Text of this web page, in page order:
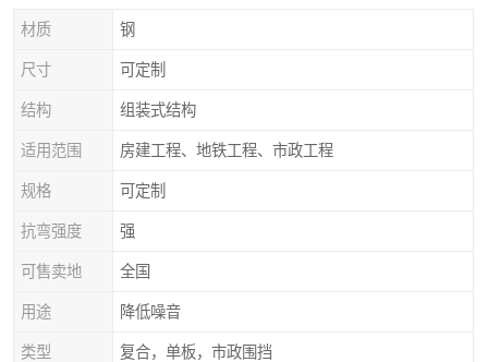
材质 钢
尺寸 可定制
结构 组装式结构
适用范围 房建工程、地铁工程、市政工程
规格 可定制
抗弯强度 强
可售卖地 全国
用途 降低噪音
类型 复合，单板，市政围挡